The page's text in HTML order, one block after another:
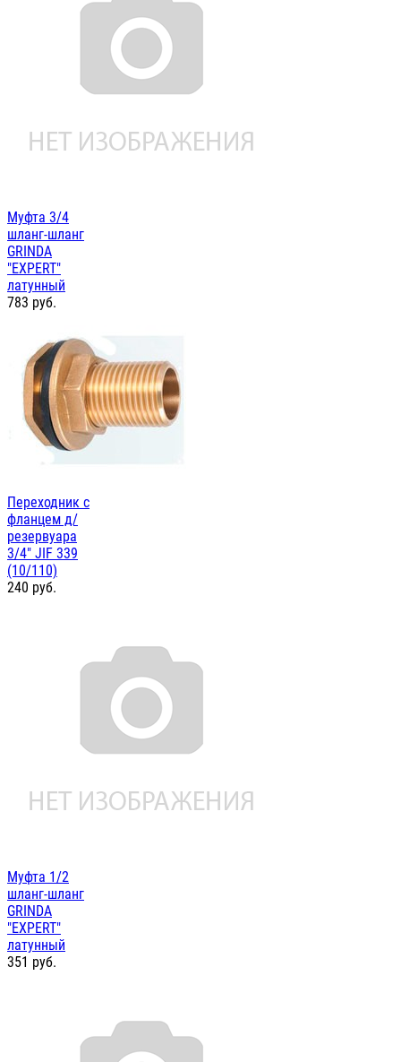
Муфта 3/4
шланг-шланг
GRINDA
"EXPERT"
латунный
783 руб.
Переходник с
фланцем д/
резервуара
3/4" JIF 339
(10/110)
240 руб.
Муфта 1/2
шланг-шланг
GRINDA
"EXPERT"
латунный
351 руб.